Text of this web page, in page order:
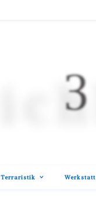
Terraristik Werkstatt